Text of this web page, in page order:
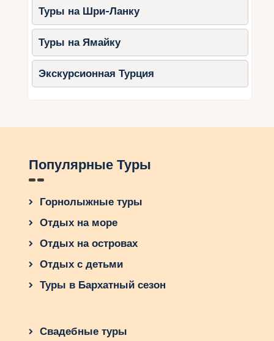
Туры на Шри-Ланку
Туры на Ямайку
Экскурсионная Турция
Популярные Туры
Горнолыжные туры
Отдых на море
Отдых на островах
Отдых с детьми
Туры в Бархатный сезон
Свадебные туры